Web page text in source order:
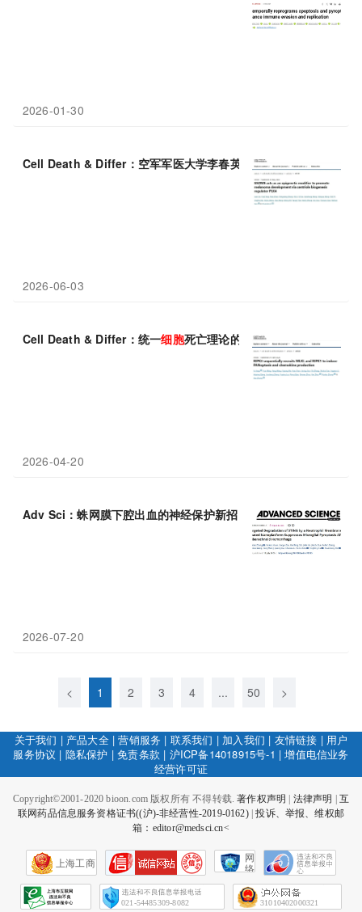
2026-01-30
Cell Death & Differ：空军军医大学李春英等团队发现焦 亡
2026-06-03
Cell Death & Differ：统一细胞死亡理论的关键一步，上海交通
2026-04-20
Adv Sci：蛛网膜下腔出血的神经保护新招，哈尔滨医科大学史怀
2026-07-20
< 1 2 3 4 ... 50 >
关于我们 | 产品大全|营销服务 | 联系我们 | 加入我们 | 友情链接 | 用户
服务协议 | 隐私保护 |免责条款 | 沪ICP备14018915号-1 |增值电信业务
经营许可证
Copyright©2001-2020 bioon.com 版权所有 不得转载.著作权声明 法律声明
互
联网药品信息服务资格证书((沪)-非经营性-2019-0162)|投诉、举报、维权邮
箱：editor@medsci.cn<
上海工商
网
络
会
征
021-54485309-8082 31010402000321